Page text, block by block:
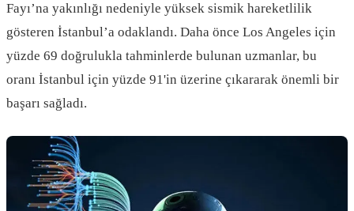
Fayı’na yakınlığı nedeniyle yüksek sismik hareketlilik
gösteren İstanbul’a odaklandı. Daha önce Los Angeles için
yüzde 69 doğrulukla tahminlerde bulunan uzmanlar, bu
oranı İstanbul için yüzde 91'in üzerine çıkararak önemli bir
başarı sağladı.